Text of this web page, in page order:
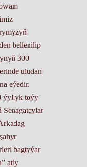
bellenilip
300
uludan
eýedir.
ýyllyk toýy
Senagatçylar
bagtyýar
atly